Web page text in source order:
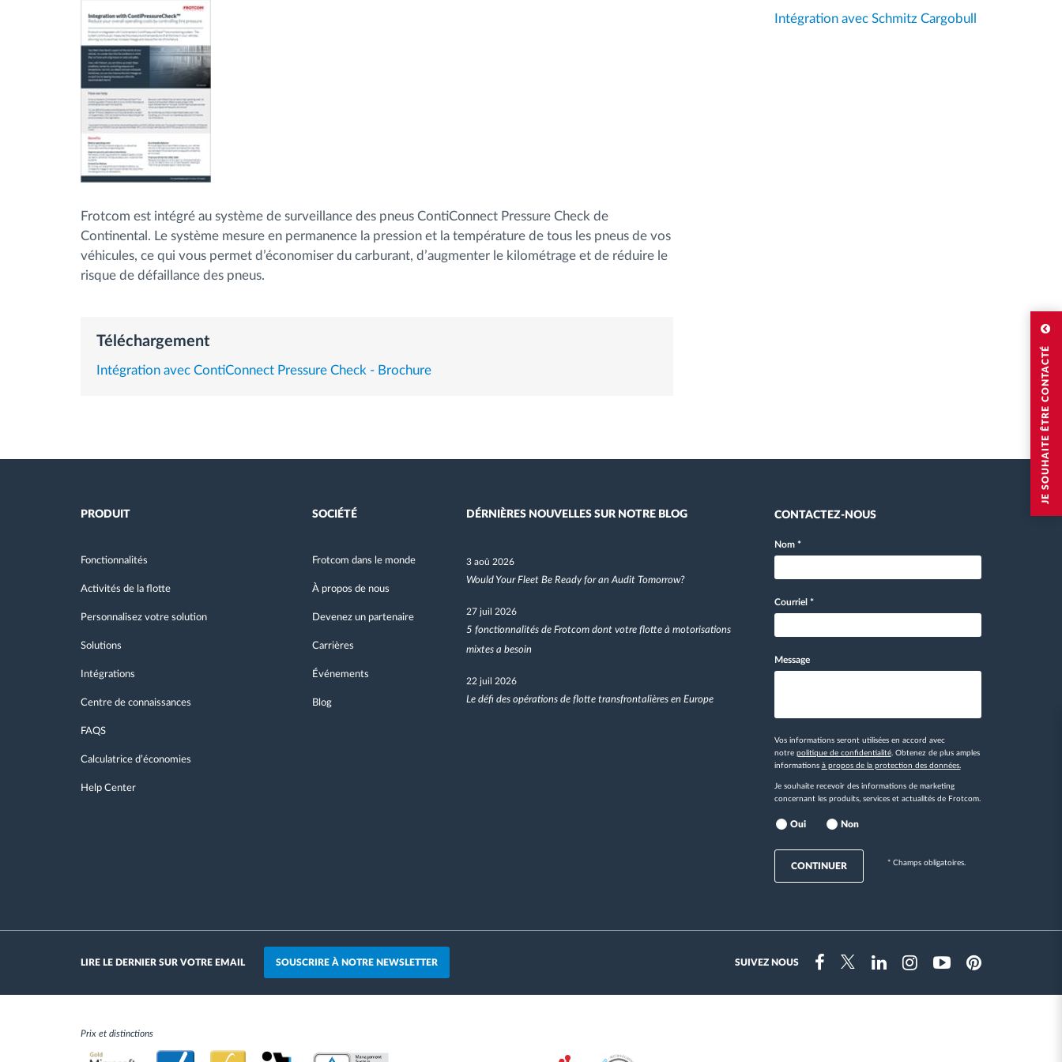
JE SOUHAITE ÊTRE CONTACTÉ
Contrôle d'accès
Gestion de carburant
Planification et suivi d'itinéraire
Identification automatique du
Découvrez toutes les caractéristiques
Frotcom est intégré au système de surveillance des pneus ContiConnect Pressure Check de
Continental. Le système mesure en permanence la pression et la température de tous les pneus de vos
véhicules, ce qui vous permet d’économiser du carburant, d’augmenter le kilométrage et de réduire le
risque de défaillance des pneus.
Téléchargement
Intégration avec ContiConnect Pressure Check - Brochure
Intégration avec Schmitz Cargobull
PRODUIT
Fonctionnalités
Activités de la flotte
Personnalisez votre solution
Solutions
Intégrations
Centre de connaissances
FAQS
Calculatrice d’économies
Help Center
SOCIÉTÉ
Frotcom dans le monde
À propos de nous
Devenez un partenaire
Carrières
Événements
Blog
DÉRNIÈRES NOUVELLES SUR NOTRE BLOG
3 aoû 2026
Would Your Fleet Be Ready for an Audit Tomorrow?
27 juil 2026
5 fonctionnalités de Frotcom dont votre flotte à motorisations
mixtes a besoin
22 juil 2026
Le défi des opérations de flotte transfrontalières en Europe
CONTACTEZ-NOUS
Nom *
Courriel *
Message
Vos informations seront utilisées en accord avec
notre politique de confidentialité. Obtenez de plus amples
informations à propos de la protection des données.
Je souhaite recevoir des informations de marketing
concernant les produits, services et actualités de Frotcom.
Oui Non
CONTINUER * Champs obligatoires.
LIRE LE DERNIER SUR VOTRE EMAIL SOUSCRIRE À NOTRE NEWSLETTER SUIVEZ NOUS
FacebookTwitterLinkedinInstragramYoutubePinterest
Prix et distinctions